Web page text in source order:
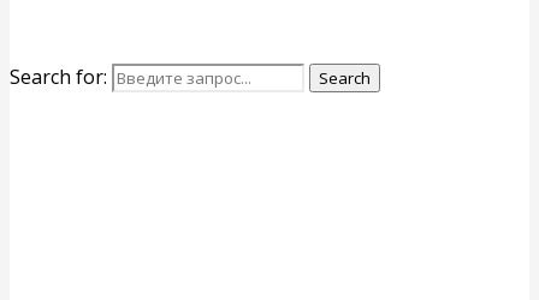
Search for: Search